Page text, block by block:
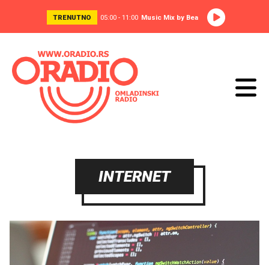
TRENUTNO 05:00 - 11:00 Music Mix by Bea
INTERNET